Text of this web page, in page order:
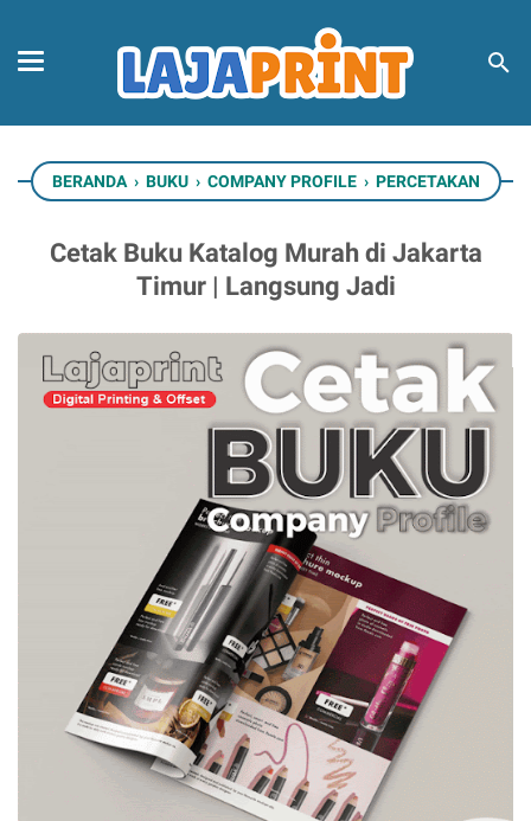
BERANDA › BUKU › COMPANY PROFILE › PERCETAKAN
Cetak Buku Katalog Murah di Jakarta
Timur | Langsung Jadi